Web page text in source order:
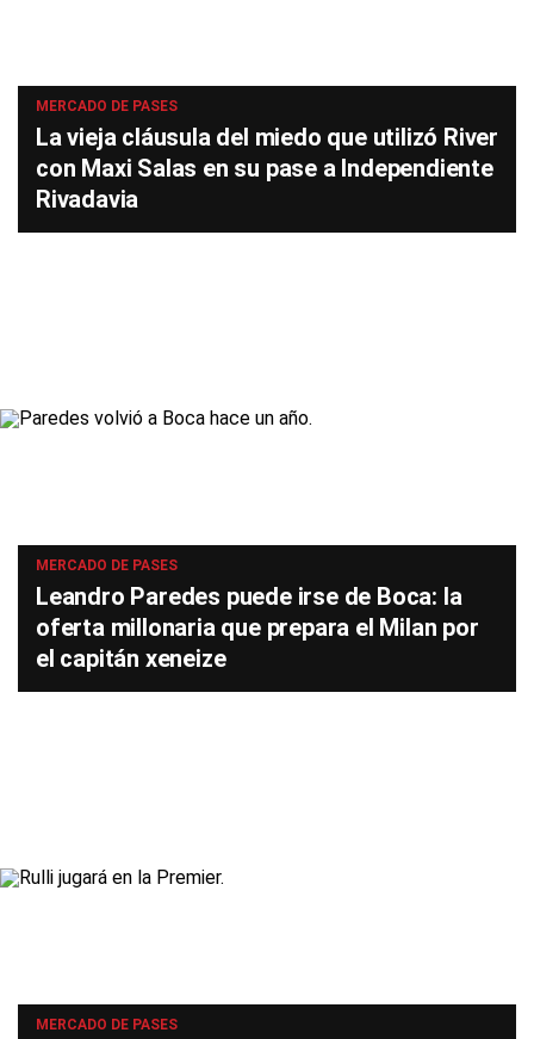
MERCADO DE PASES
La vieja cláusula del miedo que utilizó River
con Maxi Salas en su pase a Independiente
Rivadavia
MERCADO DE PASES
Leandro Paredes puede irse de Boca: la
oferta millonaria que prepara el Milan por
el capitán xeneize
MERCADO DE PASES